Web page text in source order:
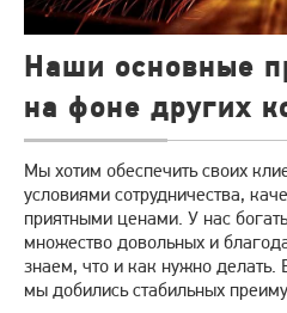
Наши основные
на фоне других
Мы хотим обеспечить своих
условиями сотрудничества,
приятными ценами. У нас
множество довольных и
знаем, что и как нужно делать.
мы добились стабильных